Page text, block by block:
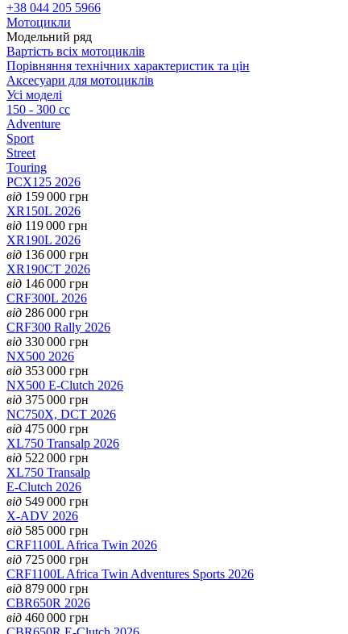
+38 044 205 5966
Мотоцикли
Модельний ряд
Вартість всіх мотоциклів
Порівняння технічних характеристик та цін
Аксесуари для мотоциклів
Усі моделі
150 - 300 cc
Adventure
Sport
Street
Touring
PCX125 2026
від 159 000 грн
XR150L 2026
від 119 000 грн
XR190L 2026
від 136 000 грн
XR190CT 2026
від 146 000 грн
CRF300L 2026
від 286 000 грн
CRF300 Rally 2026
від 330 000 грн
NX500 2026
від 353 000 грн
NX500 E-Clutch 2026
від 375 000 грн
NC750X, DCT 2026
від 475 000 грн
XL750 Transalp 2026
від 522 000 грн
XL750 Transalp
E-Clutch 2026
від 549 000 грн
X-ADV 2026
від 585 000 грн
CRF1100L Africa Twin 2026
від 725 000 грн
CRF1100L Africa Twin Adventures Sports 2026
від 879 000 грн
CBR650R 2026
від 460 000 грн